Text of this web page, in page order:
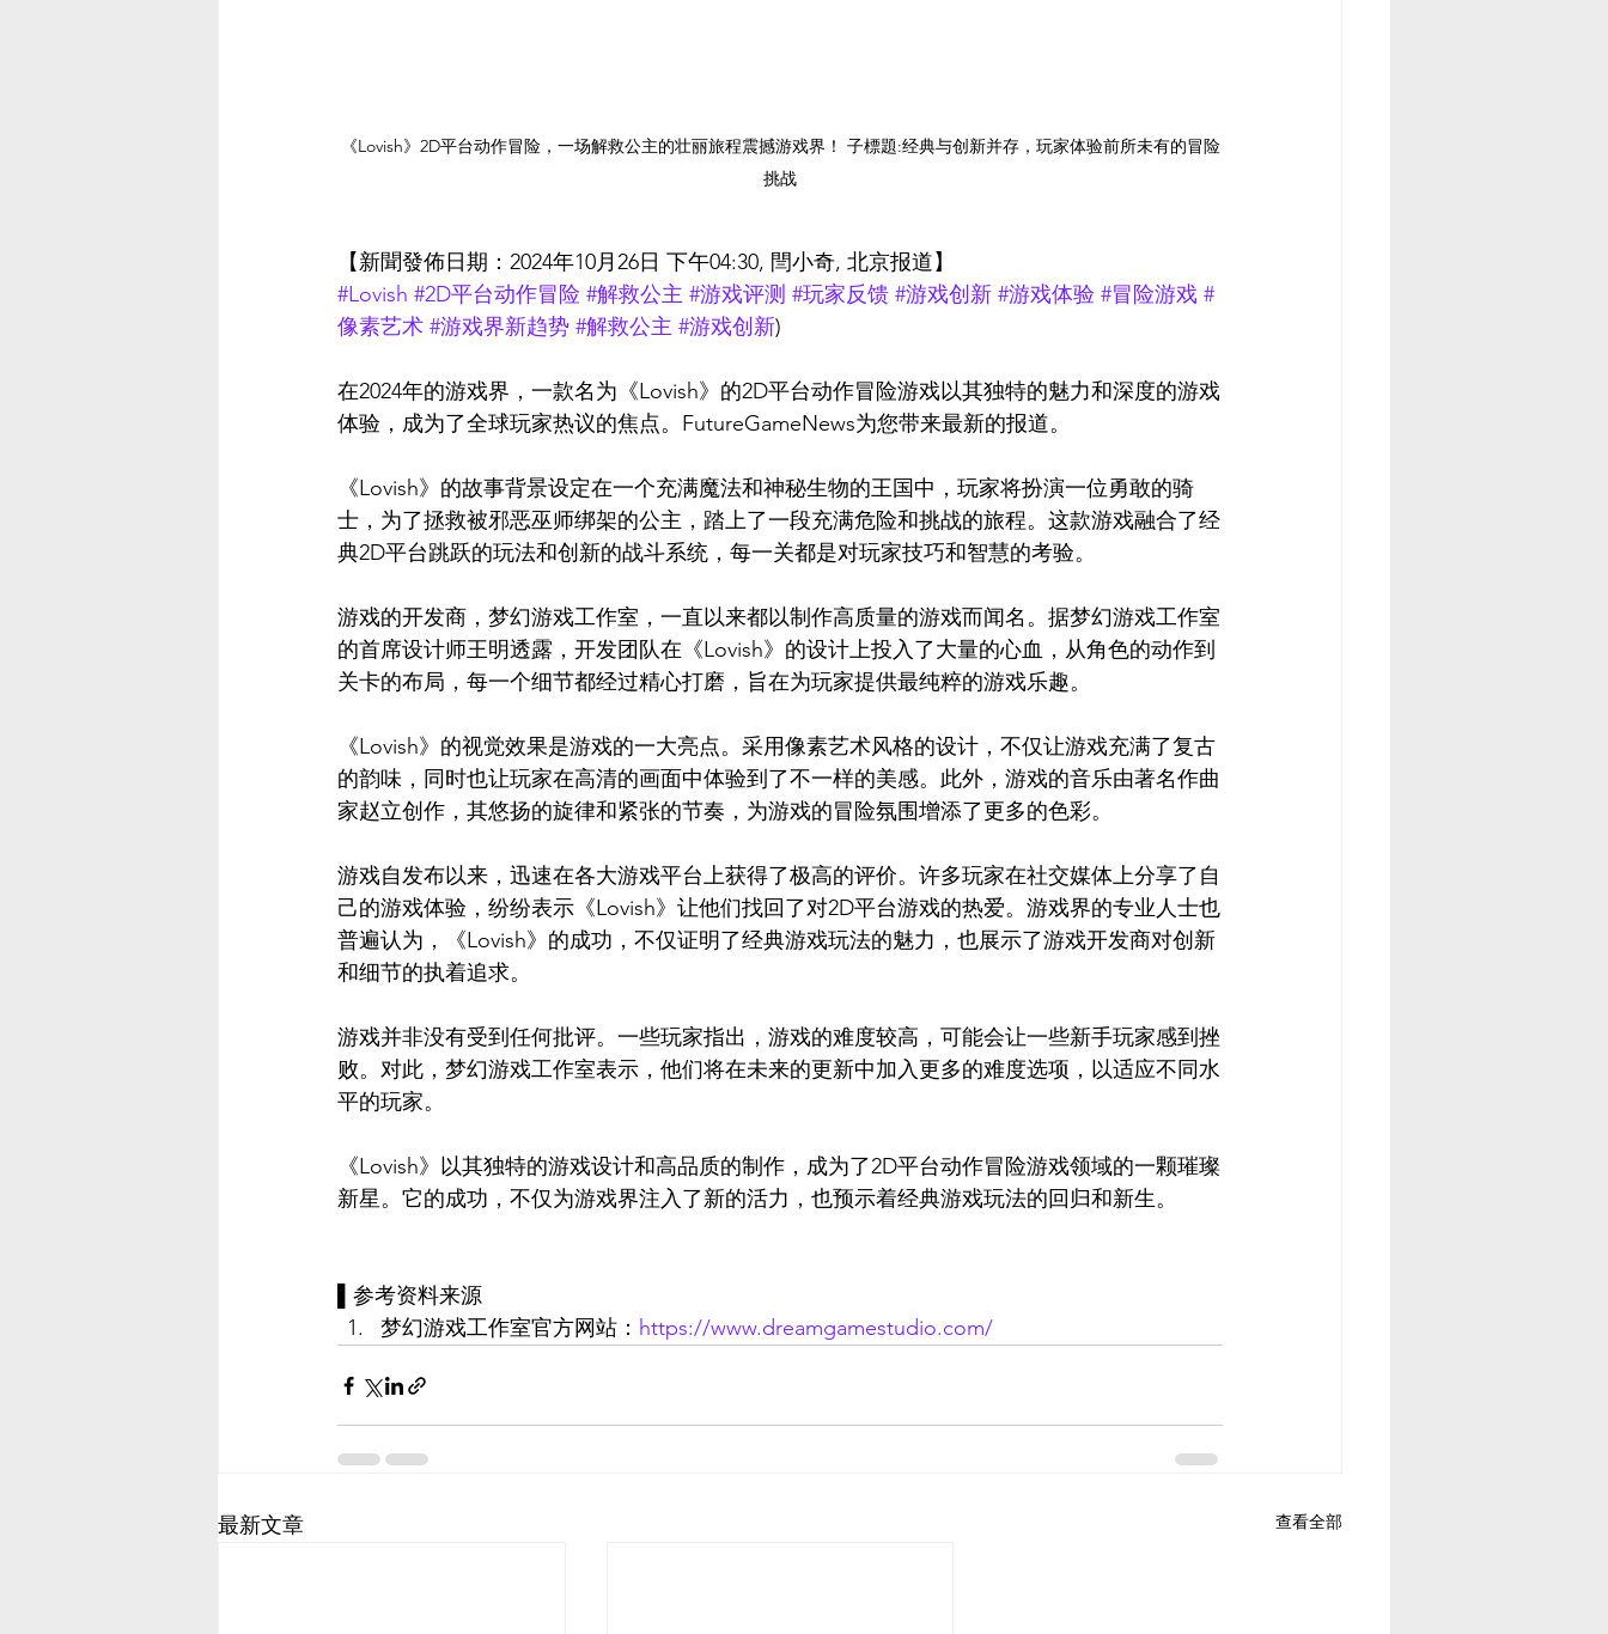
《Lovish》2D平台动作冒险，一场解救公主的壮丽旅程震撼游戏界！ 子標題:经典与创新并存，玩家体验前所未有的冒险
挑战
【新聞發佈日期：2024年10月26日 下午04:30, 閆小奇, 北京报道】
#Lovish #2D平台动作冒险 #解救公主 #游戏评测 #玩家反馈 #游戏创新 #游戏体验 #冒险游戏 #
像素艺术 #游戏界新趋势 #解救公主 #游戏创新)
在2024年的游戏界，一款名为《Lovish》的2D平台动作冒险游戏以其独特的魅力和深度的游戏
体验，成为了全球玩家热议的焦点。FutureGameNews为您带来最新的报道。
《Lovish》的故事背景设定在一个充满魔法和神秘生物的王国中，玩家将扮演一位勇敢的骑
士，为了拯救被邪恶巫师绑架的公主，踏上了一段充满危险和挑战的旅程。这款游戏融合了经
典2D平台跳跃的玩法和创新的战斗系统，每一关都是对玩家技巧和智慧的考验。
游戏的开发商，梦幻游戏工作室，一直以来都以制作高质量的游戏而闻名。据梦幻游戏工作室
的首席设计师王明透露，开发团队在《Lovish》的设计上投入了大量的心血，从角色的动作到
关卡的布局，每一个细节都经过精心打磨，旨在为玩家提供最纯粹的游戏乐趣。
《Lovish》的视觉效果是游戏的一大亮点。采用像素艺术风格的设计，不仅让游戏充满了复古
的韵味，同时也让玩家在高清的画面中体验到了不一样的美感。此外，游戏的音乐由著名作曲
家赵立创作，其悠扬的旋律和紧张的节奏，为游戏的冒险氛围增添了更多的色彩。
游戏自发布以来，迅速在各大游戏平台上获得了极高的评价。许多玩家在社交媒体上分享了自
己的游戏体验，纷纷表示《Lovish》让他们找回了对2D平台游戏的热爱。游戏界的专业人士也
普遍认为，《Lovish》的成功，不仅证明了经典游戏玩法的魅力，也展示了游戏开发商对创新
和细节的执着追求。
游戏并非没有受到任何批评。一些玩家指出，游戏的难度较高，可能会让一些新手玩家感到挫
败。对此，梦幻游戏工作室表示，他们将在未来的更新中加入更多的难度选项，以适应不同水
平的玩家。
《Lovish》以其独特的游戏设计和高品质的制作，成为了2D平台动作冒险游戏领域的一颗璀璨
新星。它的成功，不仅为游戏界注入了新的活力，也预示着经典游戏玩法的回归和新生。
▌参考资料来源
梦幻游戏工作室官方网站： https://www.dreamgamestudio.com/
最新文章 查看全部